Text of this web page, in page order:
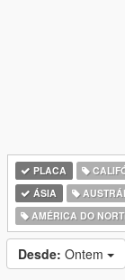
PLACA
ÁSIA
AMÉRICA DO
Desde: Ontem